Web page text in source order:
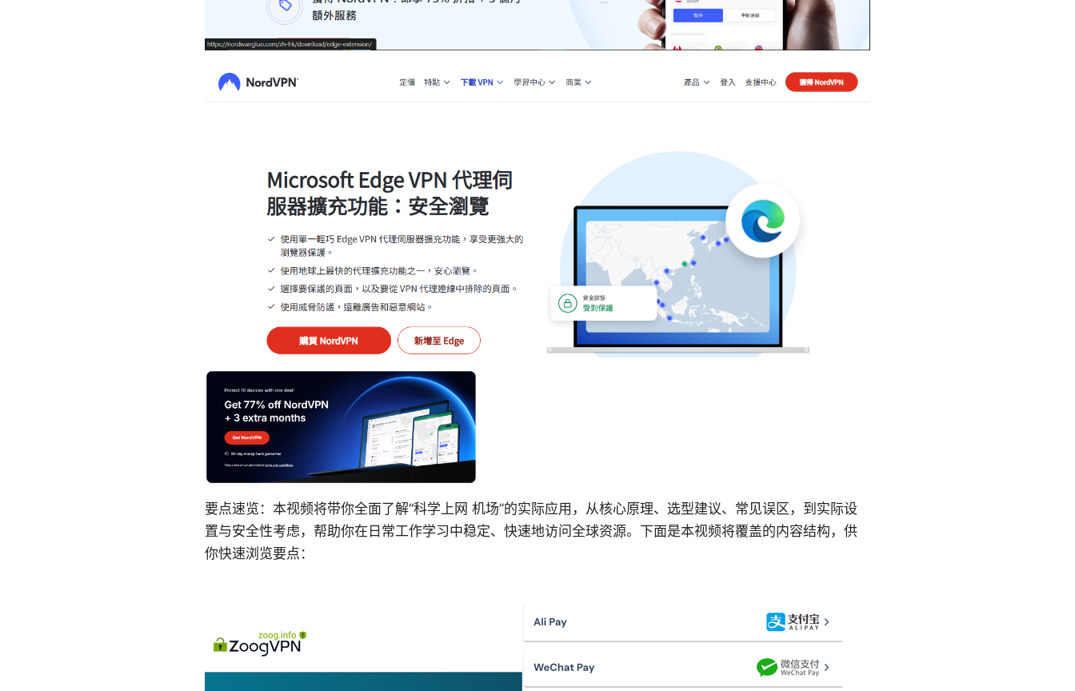
要点速览：本视频将带你全面了解“科学上网 机场”的实际应用，从核心原理、选型建议、常见误区，到实际设
置与安全性考虑，帮助你在日常工作学习中稳定、快速地访问全球资源。下面是本视频将覆盖的内容结构，供
你快速浏览要点：